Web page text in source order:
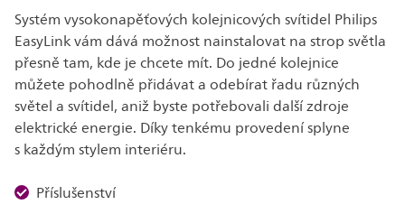
Systém vysokonapěťových kolejnicových svítidel Philips
EasyLink vám dává možnost nainstalovat na strop světla
přesně tam, kde je chcete mít. Do jedné kolejnice
můžete pohodlně přidávat a odebírat řadu různých
světel a svítidel, aniž byste potřebovali další zdroje
elektrické energie. Díky tenkému provedení splyne
s každým stylem interiéru.
Příslušenství